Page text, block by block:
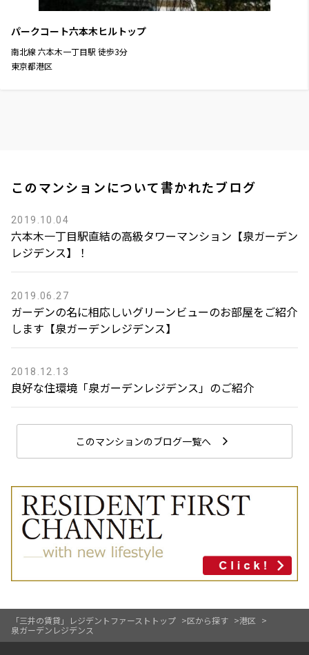
「三井の賃貸」レジデントファーストトップ 区から探す
港区
泉ガーデンレジデンス
パークコート六本木ヒルトップ
南北線 六本木一丁目駅 徒歩3分
東京都港区
このマンションについて書かれたブログ
2019.10.04
六本木一丁目駅直結の高級タワーマンション【泉ガーデン
レジデンス】！
2019.06.27
ガーデンの名に相応しいグリーンビューのお部屋をご紹介
します【泉ガーデンレジデンス】
2018.12.13
良好な住環境「泉ガーデンレジデンス」のご紹介
このマンションのブログ一覧へ